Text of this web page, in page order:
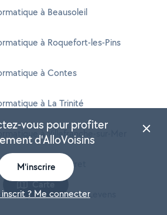
à Beausoleil
à Roquefort-les-Pins
à Contes
à La Trinité
à Villefranche-sur-Mer
à Le Rouret
à Tourrette-Levens
Carte
vous pour profiter
d'AlloVoisins
M'inscrire
inscrit ? Me connecter